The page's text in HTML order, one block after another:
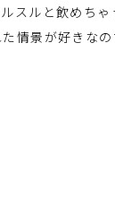
スルと飲めち
情景が好きな